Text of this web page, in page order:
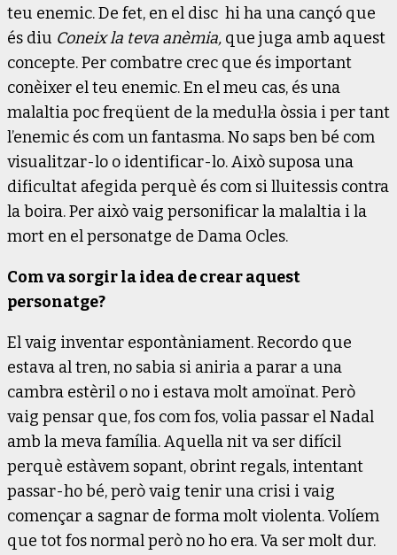
teu enemic. De fet, en el disc hi ha una cançó que
és diu Coneix la teva anèmia, que juga amb aquest
concepte. Per combatre crec que és important
conèixer el teu enemic. En el meu cas, és una
malaltia poc freqüent de la medul·la òssia i per tant
l’enemic és com un fantasma. No saps ben bé com
visualitzar-lo o identificar-lo. Això suposa una
dificultat afegida perquè és com si lluitessis contra
la boira. Per això vaig personificar la malaltia i la
mort en el personatge de Dama Ocles.
Com va sorgir la idea de crear aquest
personatge?
El vaig inventar espontàniament. Recordo que
estava al tren, no sabia si aniria a parar a una
cambra estèril o no i estava molt amoïnat. Però
vaig pensar que, fos com fos, volia passar el Nadal
amb la meva família. Aquella nit va ser difícil
perquè estàvem sopant, obrint regals, intentant
passar-ho bé, però vaig tenir una crisi i vaig
començar a sagnar de forma molt violenta. Volíem
que tot fos normal però no ho era. Va ser molt dur.